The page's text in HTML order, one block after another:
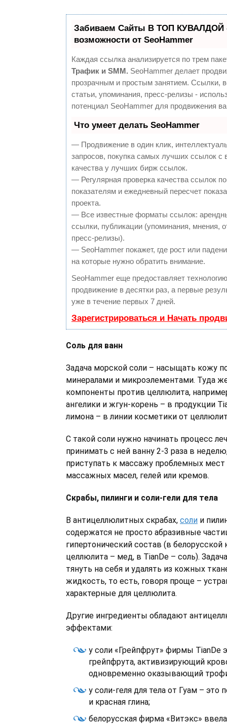
Забиваем Сайты В ТОП КУВАЛДОЙ
возможности от SeoHammer
Каждая ссылка анализируется по трем
Трафик и SMM. SeoHammer делает
прозрачным и простым занятием. Ссылки,
статьи, упоминания, пресс-релизы -
потенциал SeoHammer для продвижения
Что умеет делать SeoHammer
— Продвижение в один клик,
запросов, покупка самых лучших ссылок с
качества у лучших бирж ссылок.
— Регулярная проверка качества ссылок
показателям и ежедневный пересчет
проекта.
— Все известные форматы ссылок:
ссылки, публикации (упоминания, мнения,
пресс-релизы).
— SeoHammer покажет, где рост или
на которые нужно обратить внимание.
SeoHammer еще предоставляет
продвижение в десятки раз, а первые
уже в течение первых 7 дней.
Зарегистрироваться и Начать
Соль для ванн
Задача морской соли – насыщать кожу
минералами и микроэлементами. Туда
компоненты против целлюлита,
ангелики и жгун-корень – в продукции
лимона – в линии косметики от
С такой соли нужно начинать процесс
принимать с ней ванну 2-3 раза в
приступать к массажу проблемных
массажных масел, гелей или кремов.
Скрабы, пилинги и соли-гели для тела
В антицеллюлитных скрабах, соли и
содержатся не просто абразивные
гипертонический состав (в белорусской
целлюлита – мед, в TianDe – соль).
тянуть на себя и удалять из кожных
жидкость, то есть, говоря проще –
характерные для целлюлита.
Другие ингредиенты обладают
эффектами:
у соли «Грейпфрут» фирмы TianDe
грейпфрута, активизирующий
одновременно оказывающий
у соли-геля для тела от Гуам –
и красная глина;
белорусская фирма «Витэкс»